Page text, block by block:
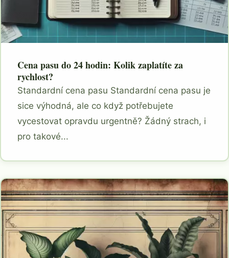
Cena pasu do 24 hodin: Kolik zaplatíte za
rychlost?
Standardní cena pasu Standardní cena pasu je
sice výhodná, ale co když potřebujete
vycestovat opravdu urgentně? Žádný strach, i
pro takové...